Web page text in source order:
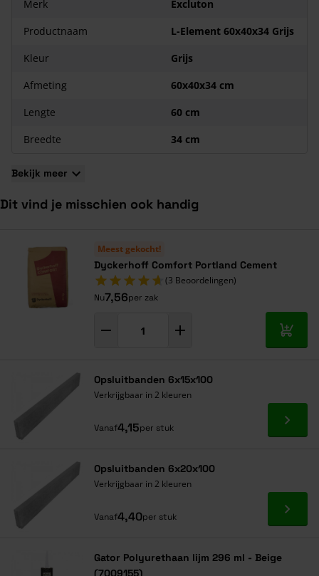
Merk
Excluton
Productnaam
L-Element 60x40x34 Grijs
Kleur
Grijs
Afmeting
60x40x34 cm
Lengte
60 cm
Breedte
34 cm
Bekijk meer
Dit vind je misschien ook handig
Meest gekocht!
Dyckerhoff Comfort Portland Cement
(3 Beoordelingen)
Nu7,56per zak
In
Opsluitbanden 6x15x100
Verkrijgbaar in 2 kleuren
Vanaf4,15per stuk Ga
Opsluitbanden 6x20x100
Verkrijgbaar in 2 kleuren
Vanaf4,40per stuk Ga
Gator Polyurethaan lijm 296 ml - Beige
(7009155)